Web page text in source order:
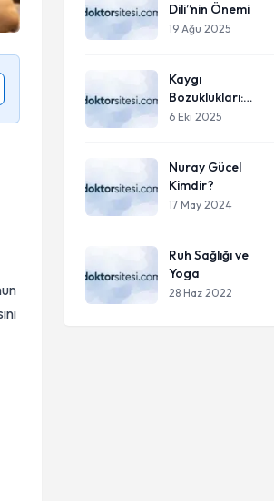
Dili”nin Önemi
19 Ağu 2025
Kaygı
Bozuklukları:
Belirtileri, Türleri
6 Eki 2025
Nuray Gücel
Kimdir?
17 May 2024
Ruh Sağlığı ve
Yoga
28 Haz 2022